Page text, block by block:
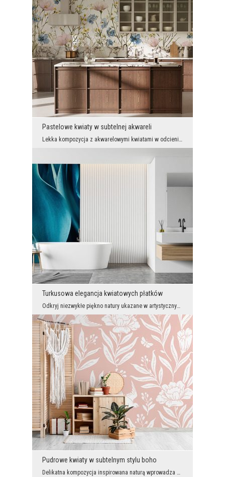
Pastelowe kwiaty w subtelnej akwareli
Lekka kompozycja z akwarelowymi kwiatami w odcieniach błękitu, pudrowego różu i kremowej bieli wn...
Turkusowa elegancja kwiatowych płatków
Odkryj niezwykłe piękno natury ukazane w artystycznym zbliżeniu. Delikatnie wijące się płatki kwi...
Pudrowe kwiaty w subtelnym stylu boho
Delikatna kompozycja inspirowana naturą wprowadza do wnętrza lekkość i ponadczasową elegancję. Ja...